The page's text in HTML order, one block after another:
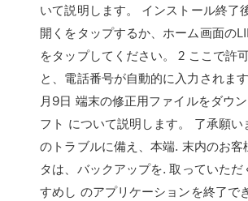
いて説明します。 インストール終了
開くをタップするか、ホーム画面の
をタップしてください。 2 ここで許
と、電話番号が自動的に入力されま
月9日 端末の修正用ファイルをダウ
フト について説明します。 了承願い
のトラブルに備え、本端. 末内のお客
タは、バックアップを. 取っていただ
すめし のアプリケーションを終了で